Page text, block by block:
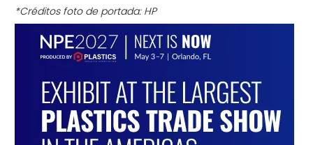
*Créditos foto de portada: HP